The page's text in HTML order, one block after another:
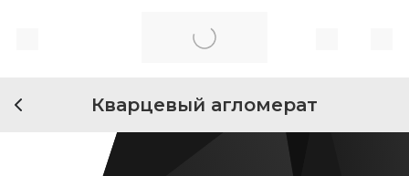
Кварцевый агломерат